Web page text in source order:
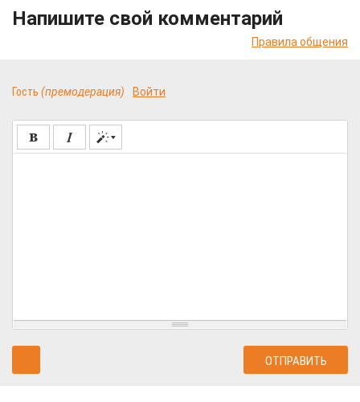
Напишите свой комментарий
Правила общения
Гость (премодерация) Войти